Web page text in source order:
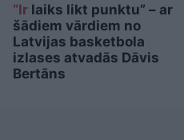
“Ir laiks likt punktu” – ar
šādiem vārdiem no
Latvijas basketbola
izlases atvadās Dāvis
Bertāns